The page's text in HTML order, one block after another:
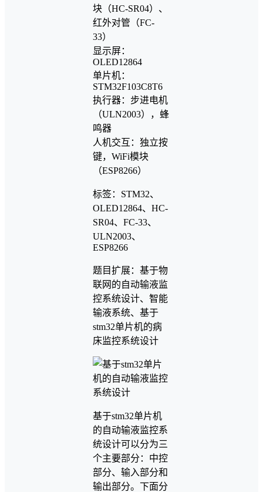
块（HC-SR04）、
红外对管（FC-
33）
显示屏：
OLED12864
单片机：
STM32F103C8T6
执行器：步进电机
（ULN2003），蜂
鸣器
人机交互：独立按
键，WiFi模块
（ESP8266）
标签：STM32、
OLED12864、HC-
SR04、FC-33、
ULN2003、
ESP8266
题目扩展：基于物
联网的自动输液监
控系统设计、智能
输液系统、基于
stm32单片机的病
床监控系统设计
基于stm32单片机
的自动输液监控系
统设计可以分为三
个主要部分：中控
部分、输入部分和
输出部分。下面分